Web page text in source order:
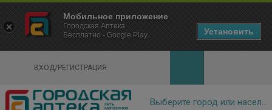
ВХОД/РЕГИСТРАЦИЯ
×
Городская Аптека Маркетплейс
- In Google Play
Мобильное приложение
Городская Аптека
Бесплатно - Google Play
Установить